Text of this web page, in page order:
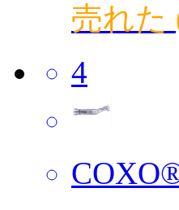
売れた
4